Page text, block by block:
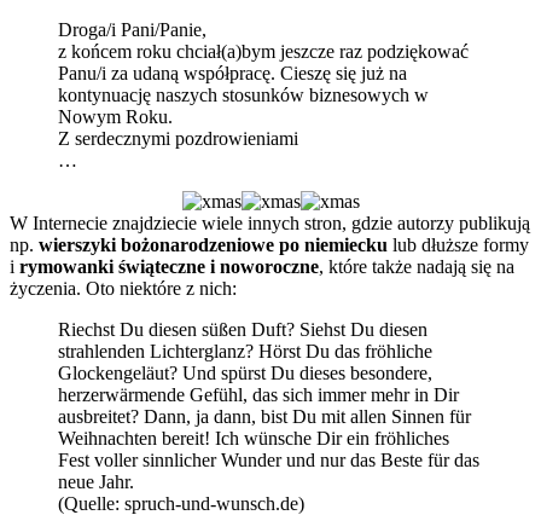
Droga/i Pani/Panie,
z końcem roku chciał(a)bym jeszcze raz podziękować
Panu/i za udaną współpracę. Cieszę się już na
kontynuację naszych stosunków biznesowych w
Nowym Roku.
Z serdecznymi pozdrowieniami
…
W Internecie znajdziecie wiele innych stron, gdzie autorzy publikują
np. wierszyki bożonarodzeniowe po niemiecku lub dłuższe formy
i rymowanki świąteczne i noworoczne, które także nadają się na
życzenia. Oto niektóre z nich:
Riechst Du diesen süßen Duft? Siehst Du diesen
strahlenden Lichterglanz? Hörst Du das fröhliche
Glockengeläut? Und spürst Du dieses besondere,
herzerwärmende Gefühl, das sich immer mehr in Dir
ausbreitet? Dann, ja dann, bist Du mit allen Sinnen für
Weihnachten bereit! Ich wünsche Dir ein fröhliches
Fest voller sinnlicher Wunder und nur das Beste für das
neue Jahr.
(Quelle: spruch-und-wunsch.de)